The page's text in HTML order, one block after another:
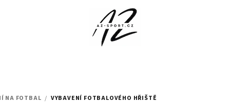
NA FOTBAL / VYBAVENÍ FOTBALOVÉHO HŘIŠTĚ